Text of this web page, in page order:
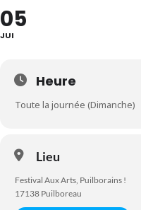
05
JUI
Heure
Toute la journée (Dimanche)
Lieu
Festival Aux Arts, Puilborains !
17138 Puilboreau